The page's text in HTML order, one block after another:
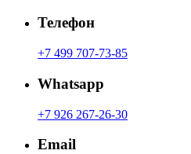
Телефон
+7 499 707-73-85
Whatsapp
+7 926 267-26-30
Email